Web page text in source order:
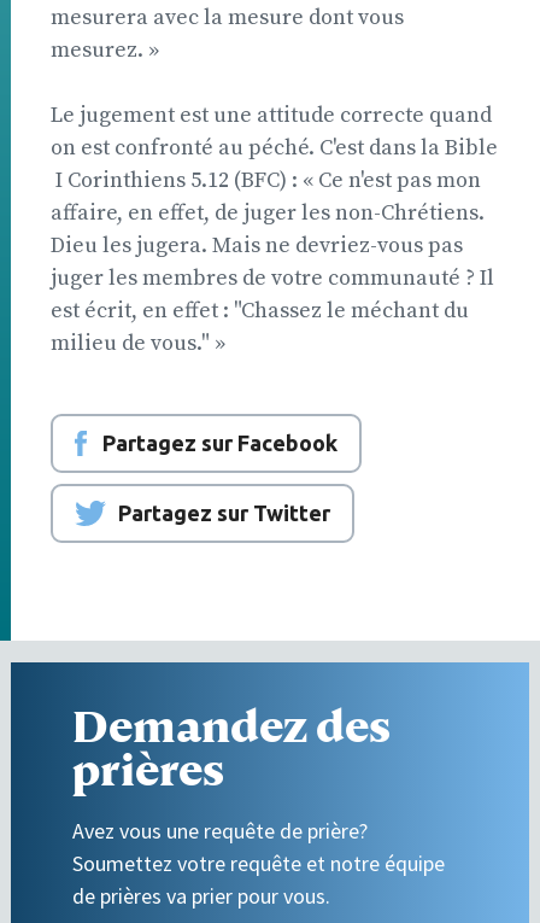
mesurera avec la mesure dont vous
mesurez. »
Le jugement est une attitude correcte quand
on est confronté au péché. C'est dans la Bible
 I Corinthiens 5.12 (BFC) : « Ce n'est pas mon
affaire, en effet, de juger les non-Chrétiens.
Dieu les jugera. Mais ne devriez-vous pas
juger les membres de votre communauté ? Il
est écrit, en effet : "Chassez le méchant du
milieu de vous." »
Partagez sur Facebook
Partagez sur Twitter
Demandez des
prières
Avez vous une requête de prière?
Soumettez votre requête et notre équipe
de prières va prier pour vous.